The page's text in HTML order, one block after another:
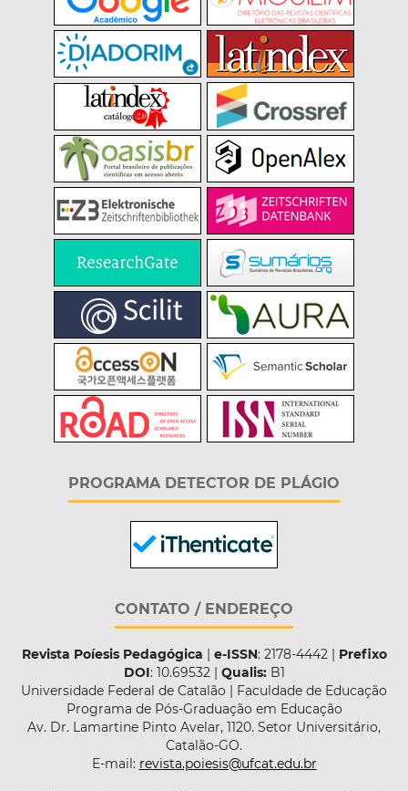
PROGRAMA DETECTOR DE PLÁGIO
CONTATO / ENDEREÇO
Revista Poíesis Pedagógica e-ISSN: 2178-4442 | Prefixo
DOI: 10.69532 | Qualis:B1
Universidade Federal de Catalão | Faculdade de Educação
Programa de Pós-Graduação em Educação
Av. Dr. Lamartine Pinto Avelar, 1120. Setor Universitário,
Catalão-GO.
E-mail: revista.poiesis@ufcat.edu.br